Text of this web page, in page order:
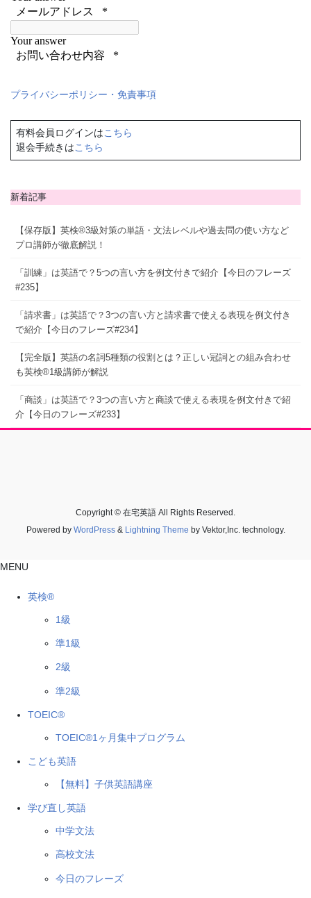
プライバシーポリシー・免責事項
有料会員ログインはこちら
退会手続きはこちら
新着記事
【保存版】英検®3級対策の単語・文法レベルや過去問の使い方など
プロ講師が徹底解説！
「訓練」は英語で？5つの言い方を例文付きで紹介【今日のフレーズ
#235】
「請求書」は英語で？3つの言い方と請求書で使える表現を例文付き
で紹介【今日のフレーズ#234】
【完全版】英語の名詞5種類の役割とは？正しい冠詞との組み合わせ
も英検®1級講師が解説
「商談」は英語で？3つの言い方と商談で使える表現を例文付きで紹
介【今日のフレーズ#233】
Copyright © 在宅英語 All Rights Reserved.
Powered by WordPress& Lightning Theme by Vektor,Inc. technology.
MENU
英検®
1級
準1級
2級
準2級
TOEIC®
TOEIC®1ヶ月集中プログラム
こども英語
【無料】子供英語講座
学び直し英語
中学文法
高校文法
今日のフレーズ